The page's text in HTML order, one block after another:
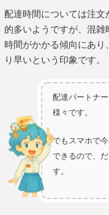
配達時間については注文
的多いようですが、混雑
時間がかかる傾向にあり
り早いという印象です。
配達パートナ
様々です。
でもスマホで
できるので、
す。